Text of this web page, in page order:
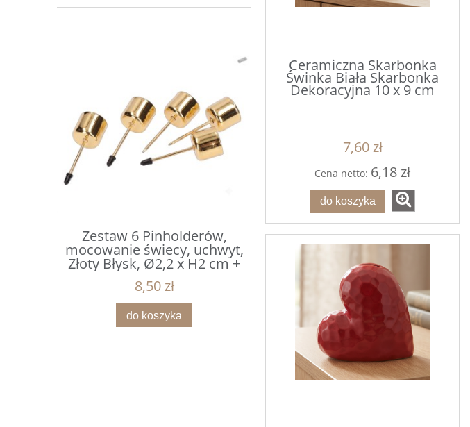
Zestaw 6 Pinholderów,
mocowanie świecy, uchwyt,
Złoty Błysk, Ø2,2 x H2 cm +
Gwóźdź 4 cm
8,50 zł
do koszyka
Mikołaj w szarym płaszczu i
czapce z torbą (poliresing) s/2
11,5*9,3*33cm
55,90 zł
do koszyka
Ceramiczna Skarbonka
Świnka Biała Skarbonka
Dekoracyjna 10 x 9 cm
7,60 zł
Cena netto: 6,18 zł
do koszyka